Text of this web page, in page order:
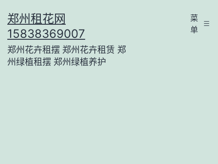
至
内
容
郑州租花网
15838369007
郑州花卉租摆 郑州花卉租赁 郑
州绿植租摆 郑州绿植养护
菜
单